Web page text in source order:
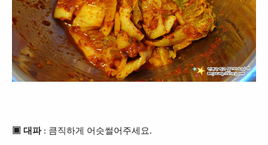
▣ 대파: 큼직하게 어슷썰어주세요.